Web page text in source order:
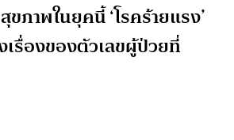
ภาพในยุคนี้ ‘โรคร้ายแรง’
เรื่องของตัวเลขผู้ป่วยที่